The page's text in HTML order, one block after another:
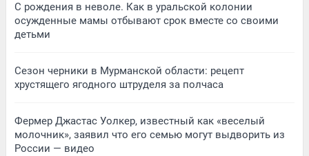
С рождения в неволе. Как в уральской колонии
осужденные мамы отбывают срок вместе со своими
детьми
Сезон черники в Мурманской области: рецепт
хрустящего ягодного штруделя за полчаса
Фермер Джастас Уолкер, известный как «веселый
молочник», заявил что его семью могут выдворить из
России — видео